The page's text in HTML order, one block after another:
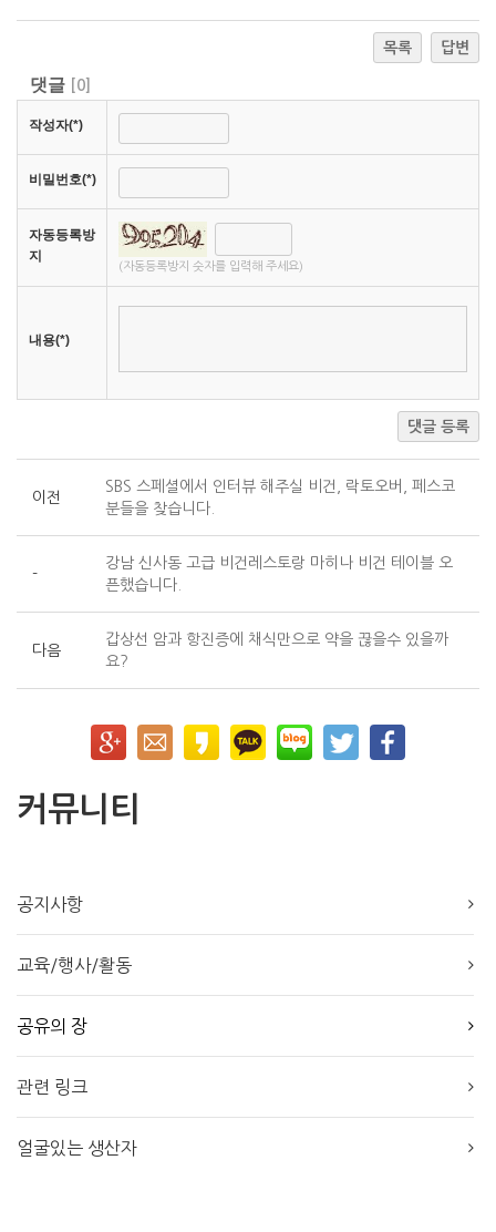
목록 답변
댓글 0
작성자(*)
비밀번호(*)
자동등록방
지
(자동등록방지 숫자를 입력해 주세요)
내용(*)
댓글 등록
이전
SBS 스페셜에서 인터뷰 해주실 비건, 락토오버, 페스코
분들을 찾습니다.
-
강남 신사동 고급 비건레스토랑 마히나 비건 테이블 오
픈했습니다.
다음
갑상선 암과 항진증에 채식만으로 약을 끊을수 있을까
요?
커뮤니티
공지사항
교육/행사/활동
공유의 장
관련 링크
얼굴있는 생산자